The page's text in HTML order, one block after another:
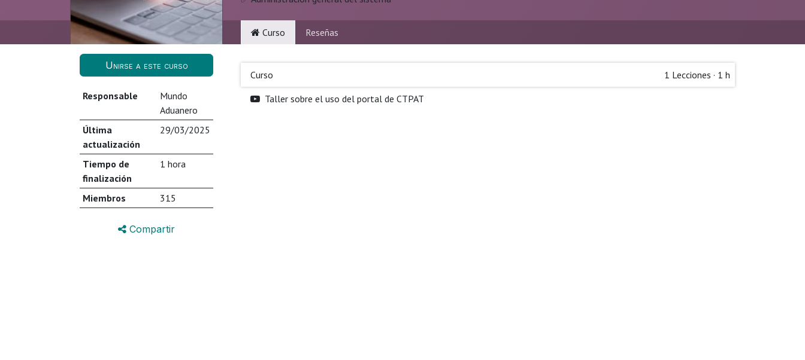
Unirse a este curso
Responsable
Mundo
Aduanero
Última
actualización
29/03/2025
Tiempo de
finalización
1 hora
Miembros 315
Compartir
Curso Reseñas
Curso 1 Lecciones · 1 h
Taller sobre el uso del portal de CTPAT